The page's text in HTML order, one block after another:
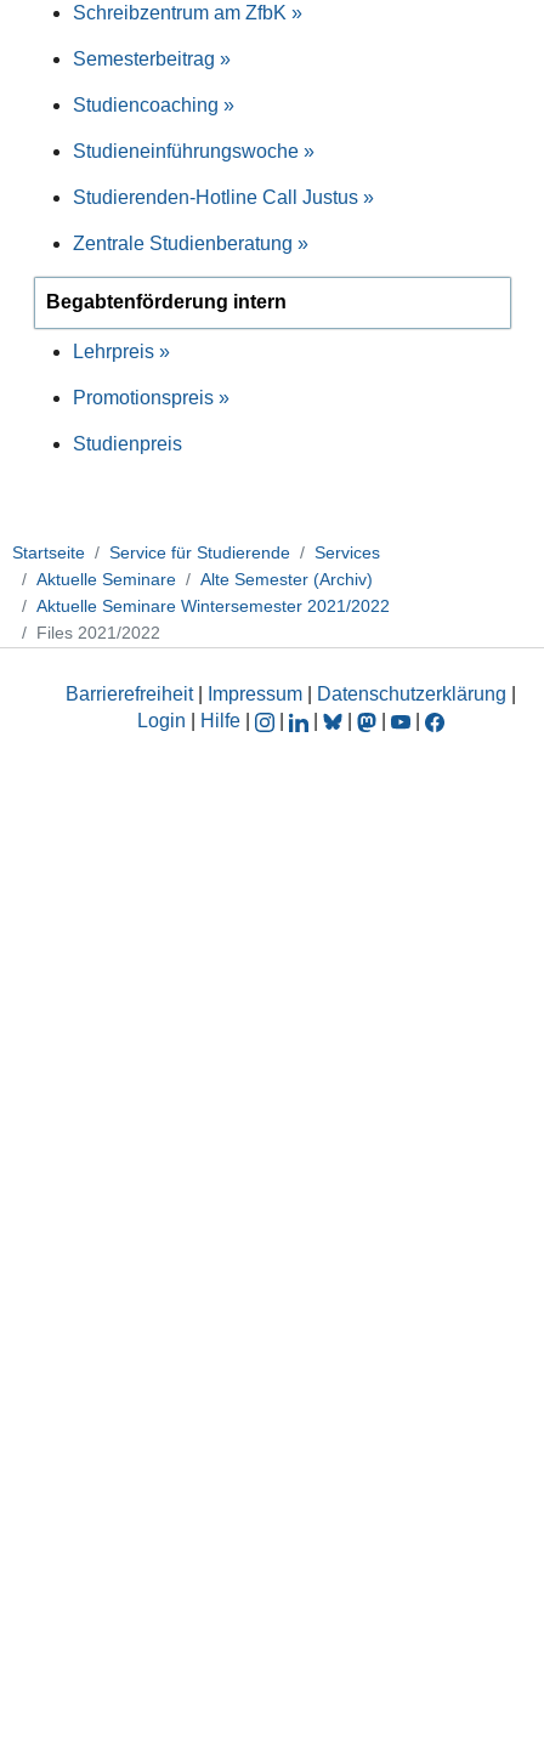
Schreibzentrum am ZfbK »
Semesterbeitrag »
Studiencoaching »
Studieneinführungswoche »
Studierenden-Hotline Call Justus »
Zentrale Studienberatung »
Begabtenförderung intern
Lehrpreis »
Promotionspreis »
Studienpreis
Startseite Service für Studierende
Services
Aktuelle Seminare
Alte Semester (Archiv)
Aktuelle Seminare Wintersemester 2021/2022
Files 2021/2022
Barrierefreiheit| Impressum Datenschutzerklärung
Login
Hilfe